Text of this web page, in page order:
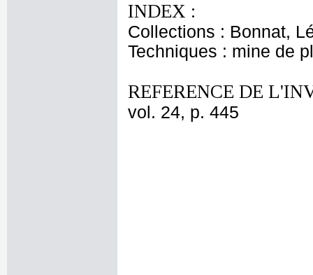
INDEX :
Collections : Bonnat,
Techniques : mine de
REFERENCE DE
vol. 24, p. 445